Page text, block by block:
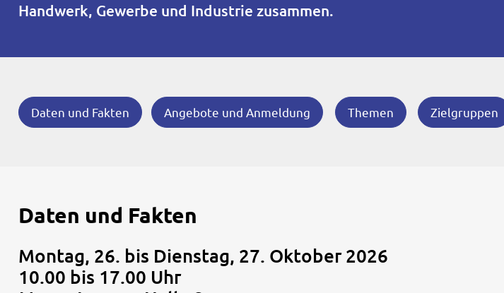
Handwerk, Gewerbe und Industrie zusammen.
Daten und Fakten Angebote und Anmeldung Themen Zielgruppen
Daten und Fakten
Montag, 26. bis Dienstag, 27. Oktober 2026
10.00 bis 17.00 Uhr